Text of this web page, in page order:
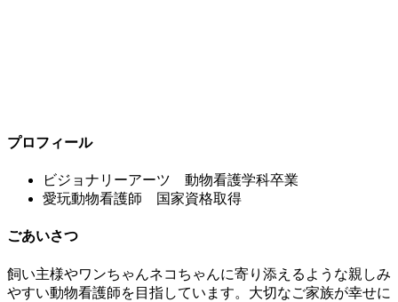
プロフィール
ビジョナリーアーツ 動物看護学科卒業
愛玩動物看護師 国家資格取得
ごあいさつ
飼い主様やワンちゃんネコちゃんに寄り添えるような親しみ
やすい動物看護師を目指しています。大切なご家族が幸せに